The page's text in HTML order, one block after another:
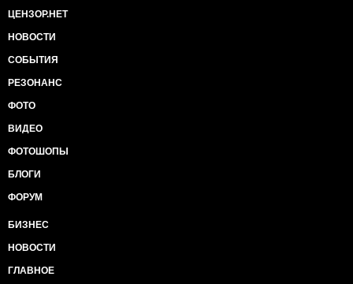
ЦЕНЗОР.НЕТ
НОВОСТИ
СОБЫТИЯ
РЕЗОНАНС
ФОТО
ВИДЕО
ФОТОШОПЫ
БЛОГИ
ФОРУМ
БИЗНЕС
НОВОСТИ
ГЛАВНОЕ